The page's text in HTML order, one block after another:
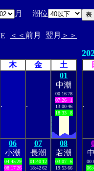
月 潮位
＜＜ 前月 翌月 ＞＞
木 金 土
. .
01
中潮
00:16 78
07:26
1
13:00 46
18:33
8
06
小潮
04:45 29
08:17 26
07
長潮
01:40 12
18:42 62
08
若潮
03:07
6
19:53 66
.